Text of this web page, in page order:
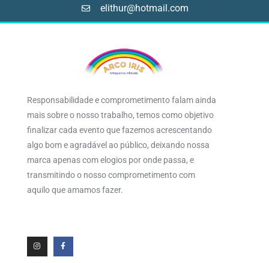
elithur@hotmail.com
Responsabilidade e comprometimento falam ainda
mais sobre o nosso trabalho, temos como objetivo
finalizar cada evento que fazemos acrescentando
algo bom e agradável ao público, deixando nossa
marca apenas com elogios por onde passa, e
transmitindo o nosso comprometimento com
aquilo que amamos fazer.